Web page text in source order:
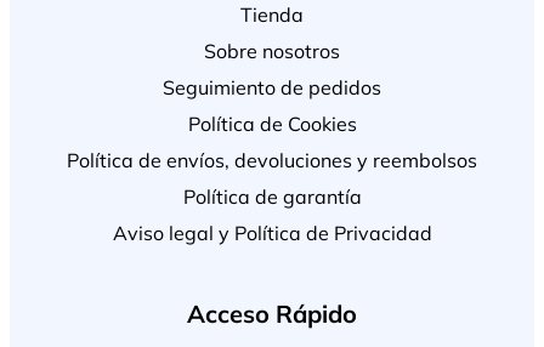
Tienda
Sobre nosotros
Seguimiento de pedidos
Política de Cookies
Política de envíos, devoluciones y reembolsos
Política de garantía
Aviso legal y Política de Privacidad
Acceso Rápido